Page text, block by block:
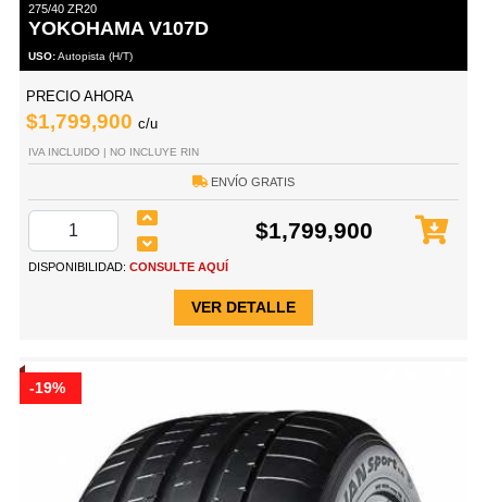
275/40 ZR20
YOKOHAMA V107D
USO:Autopista (H/T)
PRECIO AHORA
$1,799,900 c/u
IVA INCLUIDO | NO INCLUYE RIN
ENVÍO GRATIS
$1,799,900
DISPONIBILIDAD: CONSULTE AQUÍ
VER DETALLE
-19%